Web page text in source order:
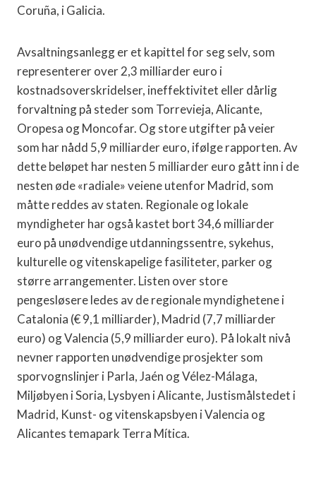
Coruña, i Galicia.
Avsaltningsanlegg er et kapittel for seg selv, som
representerer over 2,3 milliarder euro i
kostnadsoverskridelser, ineffektivitet eller dårlig
forvaltning på steder som Torrevieja, Alicante,
Oropesa og Moncofar. Og store utgifter på veier
som har nådd 5,9 milliarder euro, ifølge rapporten. Av
dette beløpet har nesten 5 milliarder euro gått inn i de
nesten øde «radiale» veiene utenfor Madrid, som
måtte reddes av staten. Regionale og lokale
myndigheter har også kastet bort 34,6 milliarder
euro på unødvendige utdanningssentre, sykehus,
kulturelle og vitenskapelige fasiliteter, parker og
større arrangementer. Listen over store
pengesløsere ledes av de regionale myndighetene i
Catalonia (€ 9,1 milliarder), Madrid (7,7 milliarder
euro) og Valencia (5,9 milliarder euro). På lokalt nivå
nevner rapporten unødvendige prosjekter som
sporvognslinjer i Parla, Jaén og Vélez-Málaga,
Miljøbyen i Soria, Lysbyen i Alicante, Justismålstedet i
Madrid, Kunst- og vitenskapsbyen i Valencia og
Alicantes temapark Terra Mítica.